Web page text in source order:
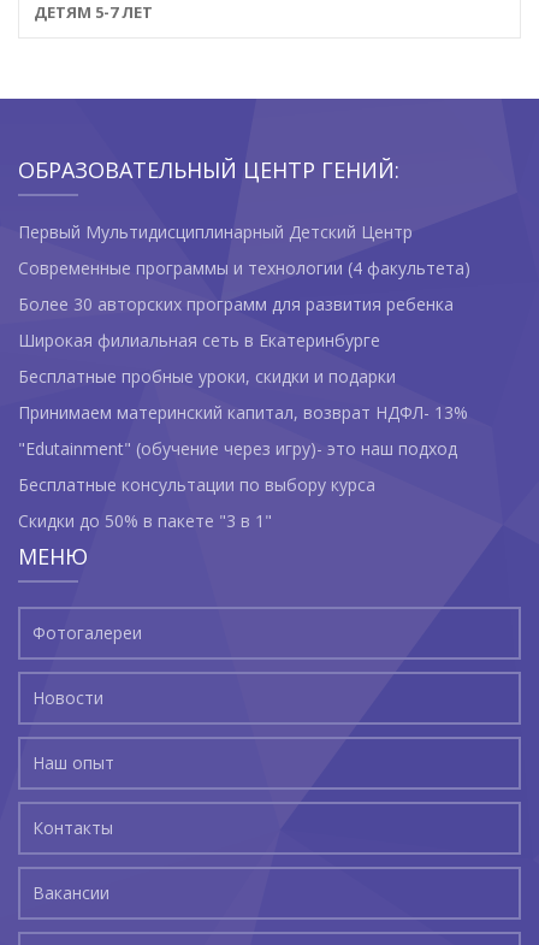
ДЕТЯМ 5-7 ЛЕТ
ОБРАЗОВАТЕЛЬНЫЙ ЦЕНТР ГЕНИЙ:
Первый Мультидисциплинарный Детский Центр
Современные программы и технологии (4 факультета)
Более 30 авторских программ для развития ребенка
Широкая филиальная сеть в Екатеринбурге
Бесплатные пробные уроки, скидки и подарки
Принимаем материнский капитал, возврат НДФЛ- 13%
"Edutainment" (обучение через игру)- это наш подход
Бесплатные консультации по выбору курса
Скидки до 50% в пакете "3 в 1"
МЕНЮ
Фотогалереи
Новости
Наш опыт
Контакты
Вакансии